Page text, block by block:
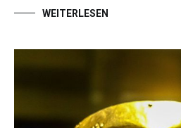
WEITERLESEN